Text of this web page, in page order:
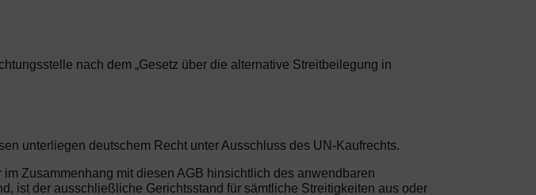
nach dem „Gesetz über die alternative Streitbeilegung in
unterliegen deutschem Recht unter Ausschluss des UN-Kaufrechts.
Zusammenhang mit diesen AGB hinsichtlich des anwendbaren
ist der ausschließliche Gerichtsstand für sämtliche Streitigkeiten aus oder